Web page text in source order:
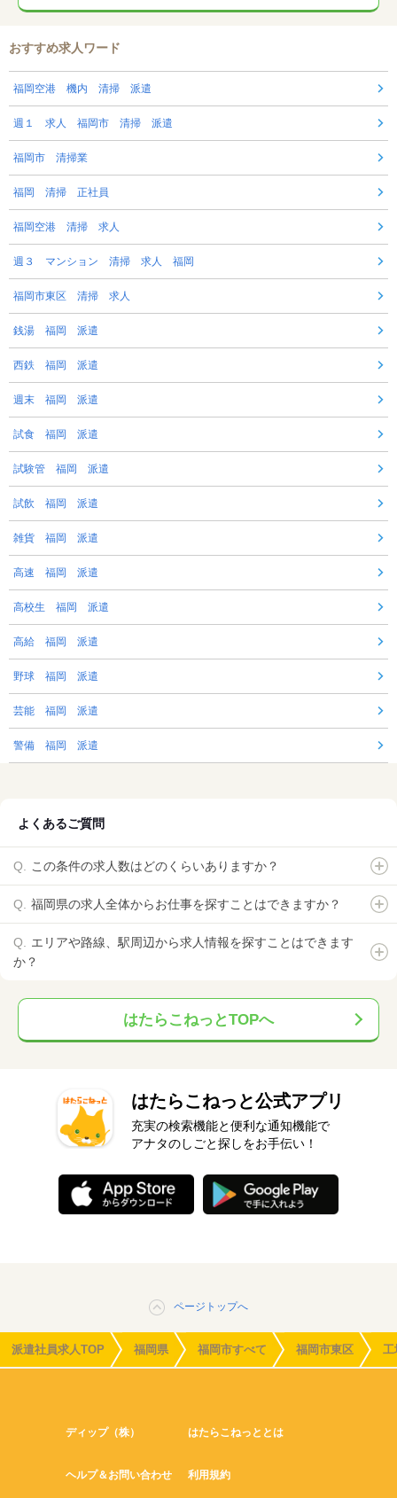
おすすめ求人ワード
福岡空港 機内 清掃 派遣
週１ 求人 福岡市 清掃 派遣
福岡市 清掃業
福岡 清掃 正社員
福岡空港 清掃 求人
週３ マンション 清掃 求人 福岡
福岡市東区 清掃 求人
銭湯 福岡 派遣
西鉄 福岡 派遣
週末 福岡 派遣
試食 福岡 派遣
試験管 福岡 派遣
試飲 福岡 派遣
雑貨 福岡 派遣
高速 福岡 派遣
高校生 福岡 派遣
高給 福岡 派遣
野球 福岡 派遣
芸能 福岡 派遣
警備 福岡 派遣
よくあるご質問
この条件の求人数はどのくらいありますか？
福岡県の求人全体からお仕事を探すことはできますか？
エリアや路線、駅周辺から求人情報を探すことはできます
か？
はたらこねっとTOPへ
はたらこねっと公式アプリ
充実の検索機能と便利な通知機能で
アナタのしごと探しをお手伝い！
ページトップへ
派遣社員求人TOP 福岡県 福岡市すべて 福岡市東区 工
ディップ（株） はたらこねっととは
ヘルプ＆お問い合わせ 利用規約